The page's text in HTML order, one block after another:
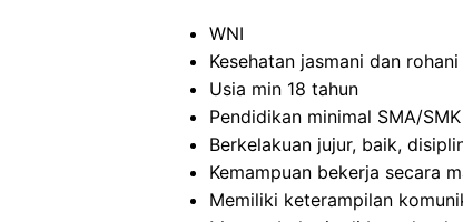
WNI
Kesehatan jasmani dan
Usia min 18 tahun
Pendidikan minimal SMA/
Berkelakuan jujur, baik,
Kemampuan bekerja secara
Memiliki keterampilan